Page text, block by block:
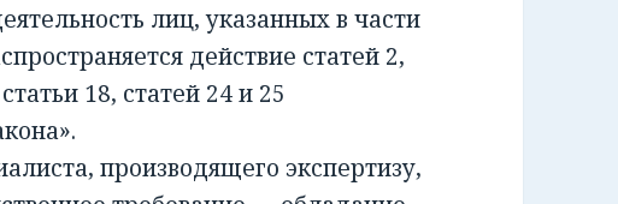
лиц, указанных в части
действие статей 2,
18, статей 24 и 25
производящего экспертизу,